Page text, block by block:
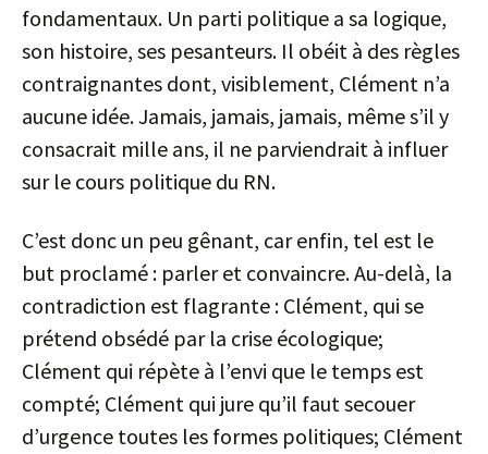
fondamentaux. Un parti politique a sa logique,
son histoire, ses pesanteurs. Il obéit à des règles
contraignantes dont, visiblement, Clément n’a
aucune idée. Jamais, jamais, jamais, même s’il y
consacrait mille ans, il ne parviendrait à influer
sur le cours politique du RN.
C’est donc un peu gênant, car enfin, tel est le
but proclamé : parler et convaincre. Au-delà, la
contradiction est flagrante : Clément, qui se
prétend obsédé par la crise écologique;
Clément qui répète à l’envi que le temps est
compté; Clément qui jure qu’il faut secouer
d’urgence toutes les formes politiques; Clément